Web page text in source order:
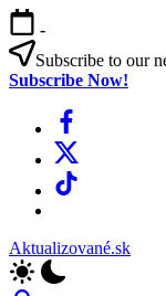
Skip
to
content
-
Subscribe to our
Subscribe Now!
Facebook
X
TikTok
Aktualizované.sk